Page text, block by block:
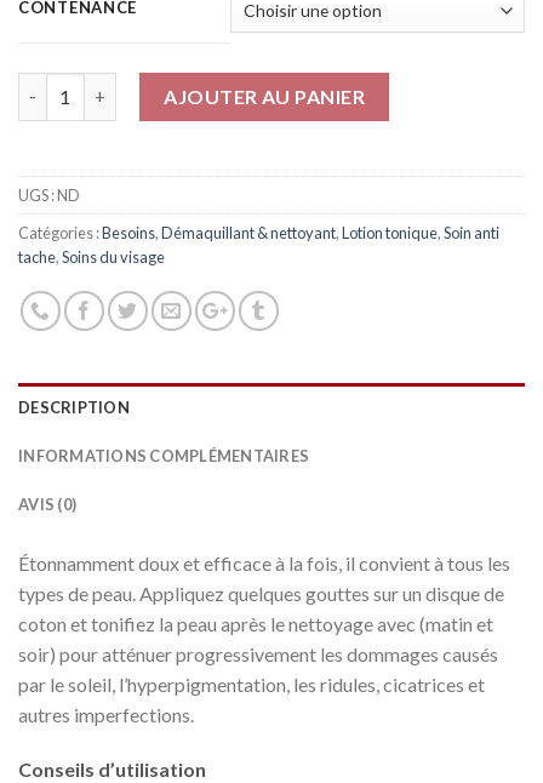
CONTENANCE
AJOUTER AU PANIER
UGS :ND
Catégories :Besoins,Démaquillant & nettoyant,Lotion tonique,Soin anti
tache,Soins du visage
DESCRIPTION
INFORMATIONS COMPLÉMENTAIRES
AVIS (0)
Étonnamment doux et efficace à la fois, il convient à tous les
types de peau. Appliquez quelques gouttes sur un disque de
coton et tonifiez la peau après le nettoyage avec (matin et
soir) pour atténuer progressivement les dommages causés
par le soleil, l’hyperpigmentation, les ridules, cicatrices et
autres imperfections.
Conseils d’utilisation